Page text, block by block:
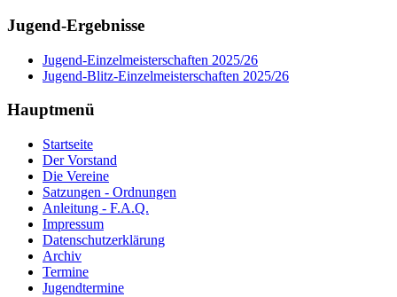
Jugend-Ergebnisse
Jugend-Einzelmeisterschaften 2025/26
Jugend-Blitz-Einzelmeisterschaften 2025/26
Hauptmenü
Startseite
Der Vorstand
Die Vereine
Satzungen - Ordnungen
Anleitung - F.A.Q.
Impressum
Datenschutzerklärung
Archiv
Termine
Jugendtermine